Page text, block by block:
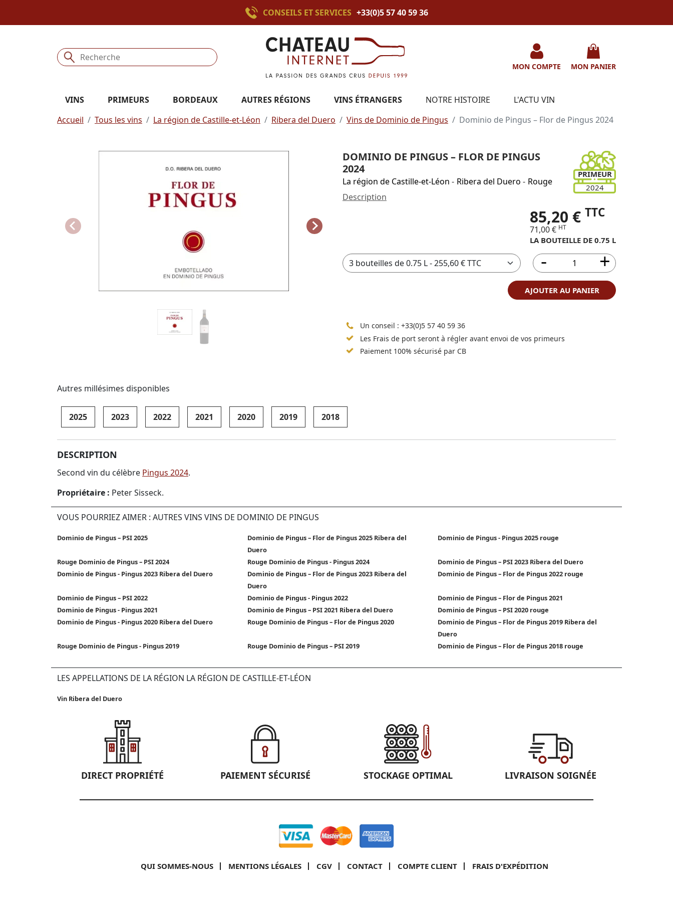
CONSEILS ET SERVICES +33(0)5 57 40 59 36
MON COMPTE MON PANIER
VINS PRIMEURS BORDEAUX AUTRES RÉGIONS VINS ÉTRANGERS NOTRE HISTOIRE
L'ACTU VIN
Accueil
Tous les vins La région de Castille-et-Léon Ribera del Duero Vins de Dominio de Pingus Dominio de Pingus – Flor de Pingus 2024
DOMINIO DE PINGUS – FLOR DE PINGUS
2024
La région de Castille-et-Léon - Ribera del Duero - Rouge
PRIMEUR
2024
Description
85,20 € TTC
71,00 € HT
LA BOUTEILLE DE 0.75 L
AJOUTER AU PANIER
Un conseil : +33(0)5 57 40 59 36
Les Frais de port seront à régler avant envoi de vos primeurs
Paiement 100% sécurisé par CB
Autres millésimes disponibles
2025 2023 2022 2021 2020 2019 2018
DESCRIPTION
Second vin du célèbre Pingus 2024.
Propriétaire : Peter Sisseck.
VOUS POURRIEZ AIMER : AUTRES VINS VINS DE DOMINIO DE PINGUS
Dominio de Pingus – PSI 2025
Dominio de Pingus – Flor de Pingus 2025 Ribera del
Duero
Dominio de Pingus - Pingus 2025 rouge
Rouge Dominio de Pingus – PSI 2024 Rouge Dominio de Pingus - Pingus 2024
Dominio de Pingus – PSI 2023 Ribera del Duero
Dominio de Pingus - Pingus 2023 Ribera del Duero
Dominio de Pingus – Flor de Pingus 2023 Ribera del
Duero
Dominio de Pingus – Flor de Pingus 2022 rouge
Dominio de Pingus – PSI 2022 Dominio de Pingus - Pingus 2022
Dominio de Pingus – Flor de Pingus 2021
Dominio de Pingus - Pingus 2021
Dominio de Pingus – PSI 2021 Ribera del Duero
Dominio de Pingus – PSI 2020 rouge
Dominio de Pingus - Pingus 2020 Ribera del Duero
Rouge Dominio de Pingus – Flor de Pingus 2020
Dominio de Pingus – Flor de Pingus 2019 Ribera del
Duero
Rouge Dominio de Pingus - Pingus 2019
Rouge Dominio de Pingus – PSI 2019 Dominio de Pingus – Flor de Pingus 2018 rouge
LES APPELLATIONS DE LA RÉGION LA RÉGION DE CASTILLE-ET-LÉON
Vin Ribera del Duero
DIRECT PROPRIÉTÉ PAIEMENT SÉCURISÉ STOCKAGE OPTIMAL LIVRAISON SOIGNÉE
QUI SOMMES-NOUS MENTIONS LÉGALES CGV CONTACT COMPTE CLIENT FRAIS D'EXPÉDITION